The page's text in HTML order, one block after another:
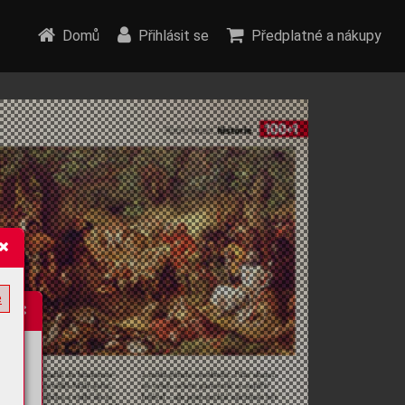
Domů Přihlásit se Předplatné a nákupy